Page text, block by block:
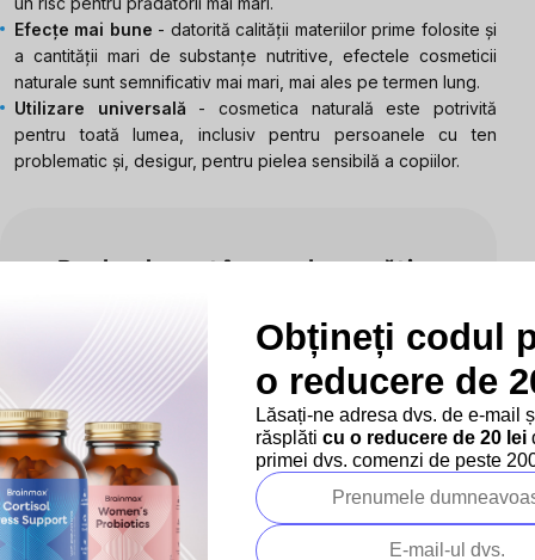
Efecțe mai bune - datorită calității materiilor prime folosite și
a cantității mari de substanțe nutritive, efectele cosmeticii
naturale sunt semnificativ mai mari, mai ales pe termen lung.
Utilizare universală
- cosmetica naturală este potrivită
pentru toată lumea, inclusiv pentru persoanele cu ten
problematic și, desigur, pentru pielea sensibilă a copiilor.
Dar puteţi vizualiza alte categorii.
Inapoi în magazin
Subsol
Informații pentru dumneavoastră
Despre companie
Obțineți codul
o reducere de
Lăsați-ne adresa dvs. de e-mail
răsplăti cu o reducere de 20 lei
primei dvs. comenzi de peste